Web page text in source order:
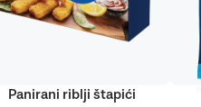
Panirani riblji štapići